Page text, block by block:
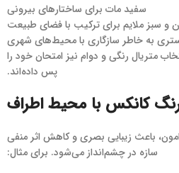
سفید مات برای ساختارهای بیرونی
و سبز ملایم برای ترکیب با فضای طبیعت
به خاطر سازگاری با محیط‌های شهری
متریال رنگی و دوام نیز امتحان خود را
پس داده‌اند.
کانکس با محیط اطراف
باعث زیبایی بصری و کاهش اثر منفی
سازه در چشم‌انداز می‌شود. برای مثال: